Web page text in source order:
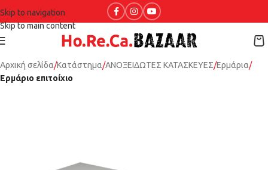
Skip to navigation
Skip to main content
Αρχική σελίδα Κατάστημα ΑΝΟΞΕΙΔΩΤΕΣ ΚΑΤΑΣΚΕΥΕΣ Ερμάρια
Ερμάριο επιτοίχιο